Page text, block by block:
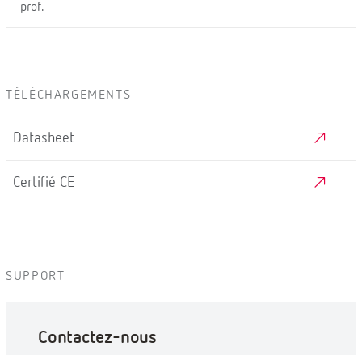
prof.
TÉLÉCHARGEMENTS
Datasheet
Certifié CE
SUPPORT
Contactez-nous